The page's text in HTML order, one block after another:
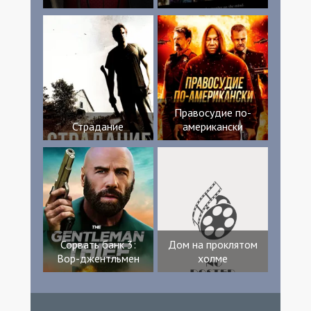
Страдание
Правосудие по-
американски
Сорвать банк 3:
Вор-джентльмен
Дом на проклятом
холме